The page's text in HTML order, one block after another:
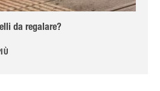
da regalare?